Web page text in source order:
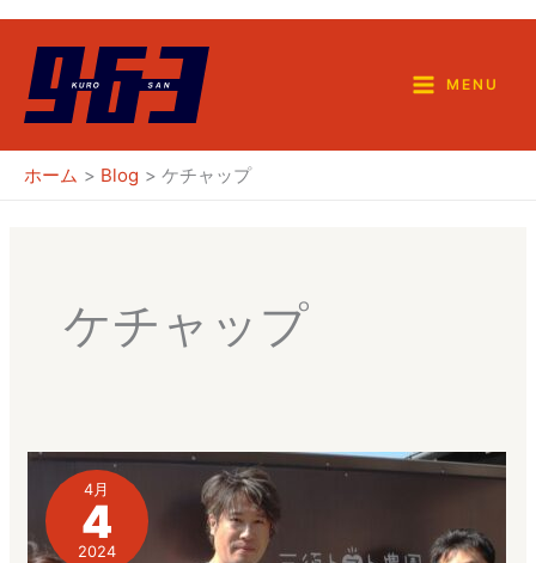
内
MENU
ホーム Blog ケチャップ
ケチャップ
4月
4
2024